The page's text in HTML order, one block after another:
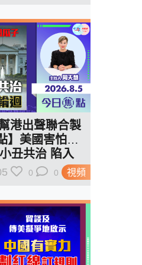
視頻
港出聲聯合製
】美國害怕中
丑共治 陷入
0 0